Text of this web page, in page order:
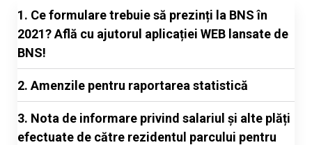
1. Ce formulare trebuie să prezinți la BNS în
2021? Află cu ajutorul aplicației WEB lansate de
BNS!
2. Amenzile pentru raportarea statistică
3. Nota de informare privind salariul și alte plăți
efectuate de către rezidentul par­cului pentru